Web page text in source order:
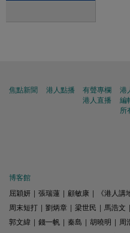
焦點新聞 港人點播
有聲專欄
港人直播
港
編
所
博客館
屈穎妍
張瑞蓮 顧敏康 《港人講
周末短打
劉炳章 梁世民 馬浩文
郭文緯
錢一帆 秦島 胡曉明 周